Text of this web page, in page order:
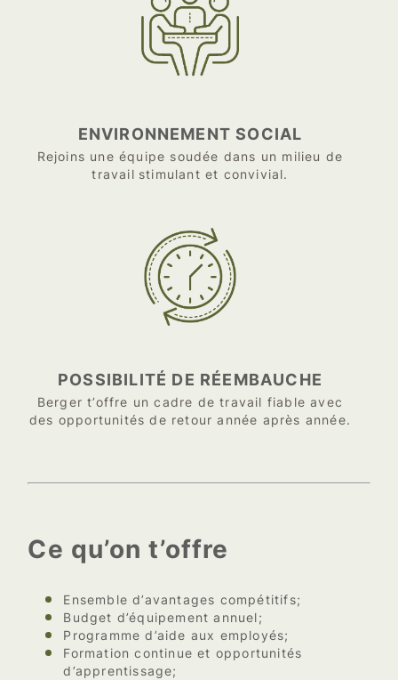
ENVIRONNEMENT SOCIAL
Rejoins une équipe soudée dans un milieu de
travail stimulant et convivial.
POSSIBILITÉ DE RÉEMBAUCHE
Berger t’offre un cadre de travail fiable avec
des opportunités de retour année après année.
Ce qu’on t’offre
Ensemble d’avantages compétitifs;
Budget d’équipement annuel;
Programme d’aide aux employés;
Formation continue et opportunités
d’apprentissage;